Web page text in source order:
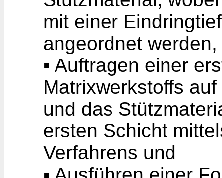
mit einer
angeordnet werden,
▪ Auftragen einer
Matrixwerkstoffs
und das
ersten Schicht
Verfahrens und